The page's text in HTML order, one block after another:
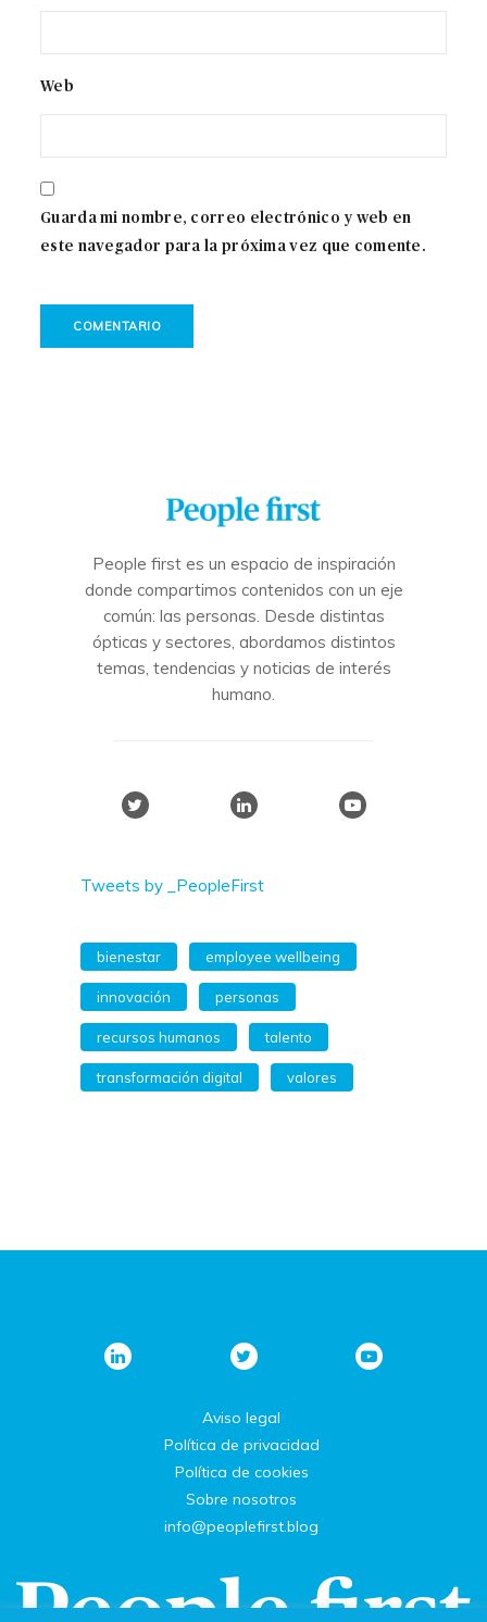
Web
Guarda mi nombre, correo electrónico y web en
este navegador para la próxima vez que comente.
People first es un espacio de inspiración
donde compartimos contenidos con un eje
común: las personas. Desde distintas
ópticas y sectores, abordamos distintos
temas, tendencias y noticias de interés
humano.
Tweets by _PeopleFirst
bienestar employee wellbeing
innovación personas
recursos humanos talento
transformación digital valores
Aviso legal
Política de privacidad
Política de cookies
Sobre nosotros
info@peoplefirst.blog